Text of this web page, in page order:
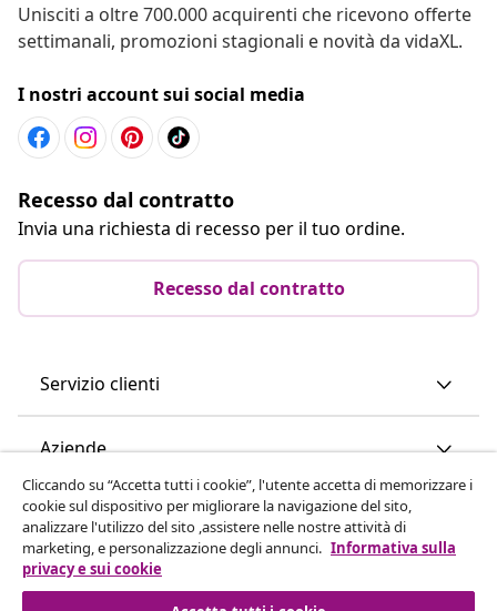
Unisciti a oltre 700.000 acquirenti che ricevono offerte
settimanali, promozioni stagionali e novità da vidaXL.
I nostri account sui social media
Recesso dal contratto
Invia una richiesta di recesso per il tuo ordine.
Recesso dal contratto
Servizio clienti
Aziende
vidaXL
Scopri di più
Cliccando su “Accetta tutti i cookie”, l'utente accetta di memorizzare i
cookie sul dispositivo per migliorare la navigazione del sito,
analizzare l'utilizzo del sito ,assistere nelle nostre attività di
marketing, e personalizzazione degli annunci. Informativa sulla
privacy e sui cookie